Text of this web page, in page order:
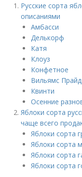
Русские сорта
описаниями
Амбасси
Делькорф
Катя
Клоуз
Конфетное
Вильямс Прайд
Квинти
Осенние
Яблоки сорта
чаще всего
Яблоки сорта
Яблоки сорта
Яблоки сорта
Яблоки сорта